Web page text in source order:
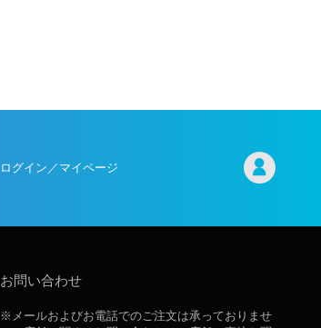
ログイン／マイページ
お問い合わせ
※メールおよびお電話でのご注文は承っておりませ